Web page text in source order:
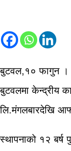
बुटवल,१० फागुन ।
बुटवलमा केन्द्रीय
लि.मंगलबारदेखि
स्थापनाको १२